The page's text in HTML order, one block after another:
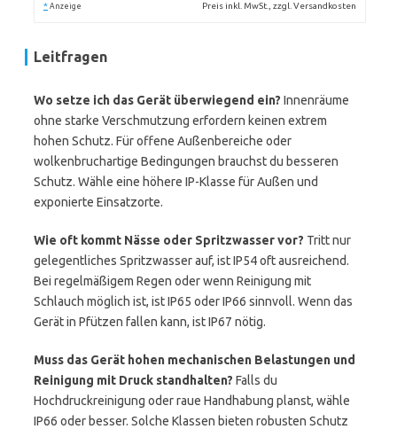
* Anzeige Preis inkl. MwSt., zzgl. Versandkosten
Leitfragen
Wo setze ich das Gerät überwiegend ein? Innenräume
ohne starke Verschmutzung erfordern keinen extrem
hohen Schutz. Für offene Außenbereiche oder
wolkenbruchartige Bedingungen brauchst du besseren
Schutz. Wähle eine höhere IP-Klasse für Außen und
exponierte Einsatzorte.
Wie oft kommt Nässe oder Spritzwasser vor? Tritt nur
gelegentliches Spritzwasser auf, ist IP54 oft ausreichend.
Bei regelmäßigem Regen oder wenn Reinigung mit
Schlauch möglich ist, ist IP65 oder IP66 sinnvoll. Wenn das
Gerät in Pfützen fallen kann, ist IP67 nötig.
Muss das Gerät hohen mechanischen Belastungen und
Reinigung mit Druck standhalten? Falls du
Hochdruckreinigung oder raue Handhabung planst, wähle
IP66 oder besser. Solche Klassen bieten robusten Schutz